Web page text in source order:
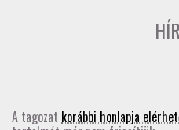
A tagozat korábbi honlapja